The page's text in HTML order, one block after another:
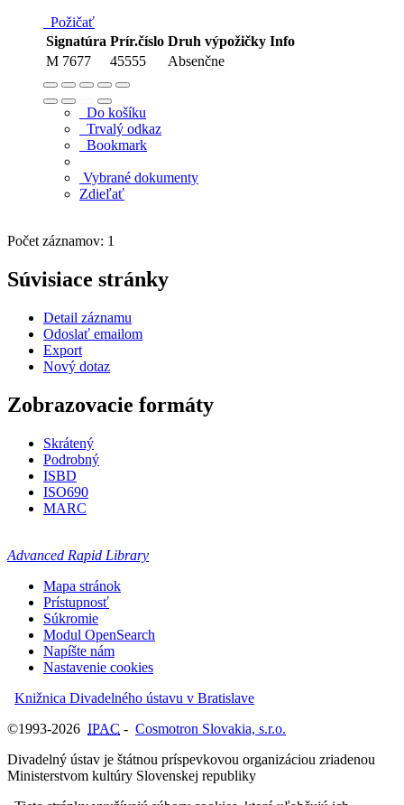
Požičať
Signatúra Prír.číslo Druh výpožičky Info
M 7677
45555 Absenčne
Do košíku
Trvalý odkaz
Bookmark
Vybrané dokumenty
Zdieľať
Počet záznamov: 1
Súvisiace stránky
Detail záznamu
Odoslať emailom
Export
Nový dotaz
Zobrazovacie formáty
Skrátený
Podrobný
ISBD
ISO690
MARC
Advanced Rapid Library
Mapa stránok
Prístupnosť
Súkromie
Modul OpenSearch
Napíšte nám
Nastavenie cookies
Knižnica Divadelného ústavu v Bratislave
©1993-2026 IPAC - Cosmotron Slovakia, s.r.o.
Divadelný ústav je štátnou príspevkovou organizáciou zriadenou
Ministerstvom kultúry Slovenskej republiky